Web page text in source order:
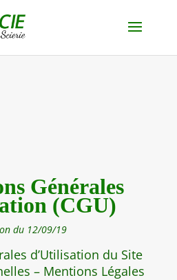
Générales
(CGU)
du 12/09/19
d’Utilisation du Site
– Mentions Légales